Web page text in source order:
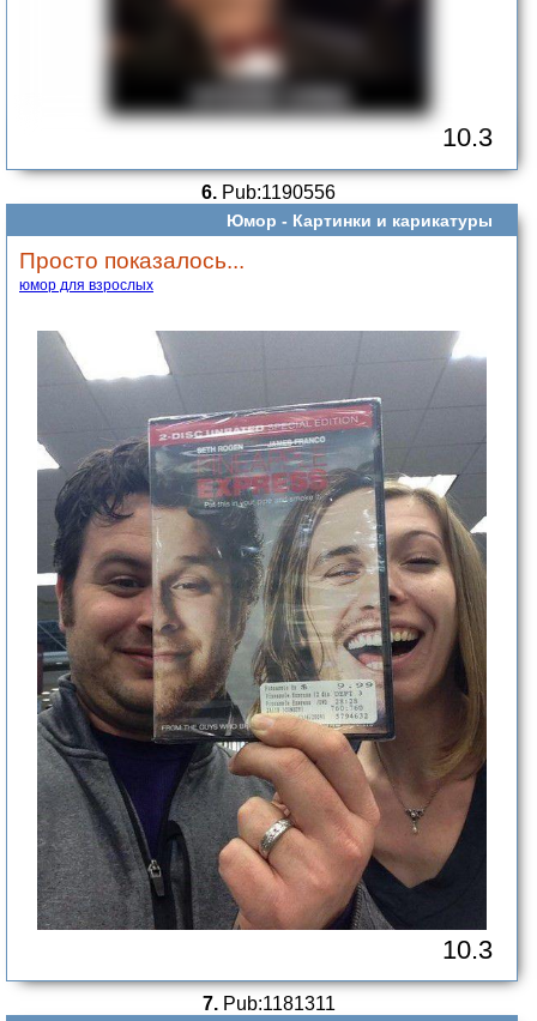
10.3
6. Pub:1190556
Юмор - Картинки и карикатуры
Просто показалось...
юмор для взрослых
10.3
7.Pub:1181311